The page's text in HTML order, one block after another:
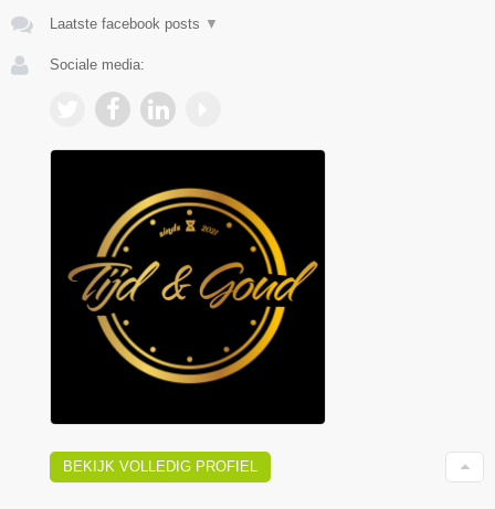
Laatste facebook posts ▼
Sociale media:
BEKIJK VOLLEDIG PROFIEL